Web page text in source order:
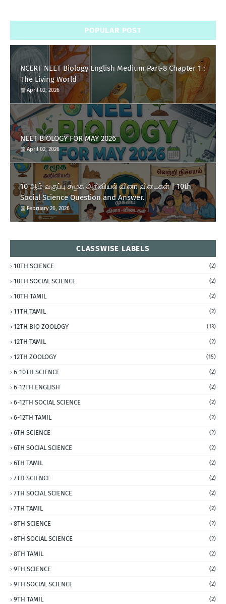
POPULAR POST
NCERT NEET Biology English Medium Part-8 Chapter 1 :
The Living World
April 02, 2026
NEET BIOLOGY FOR MAY 2026
April 02, 2026
10 ஆம் வகுப்பு சமூக அறிவியல் வினா விடைகள் | 10th
Social Science Question and Answer.
February 26, 2026
CLASSWISE LABELS
10TH SCIENCE (2)
10TH SOCIAL SCIENCE (2)
10TH TAMIL (2)
11TH TAMIL (2)
12TH BIO ZOOLOGY (13)
12TH TAMIL (2)
12TH ZOOLOGY (15)
6-10TH SCIENCE (2)
6-12TH ENGLISH (2)
6-12TH SOCIAL SCIENCE (2)
6-12TH TAMIL (2)
6TH SCIENCE (2)
6TH SOCIAL SCIENCE (2)
6TH TAMIL (2)
7TH SCIENCE (2)
7TH SOCIAL SCIENCE (2)
7TH TAMIL (2)
8TH SCIENCE (2)
8TH SOCIAL SCIENCE (2)
8TH TAMIL (2)
9TH SCIENCE (2)
9TH SOCIAL SCIENCE (2)
9TH TAMIL (2)